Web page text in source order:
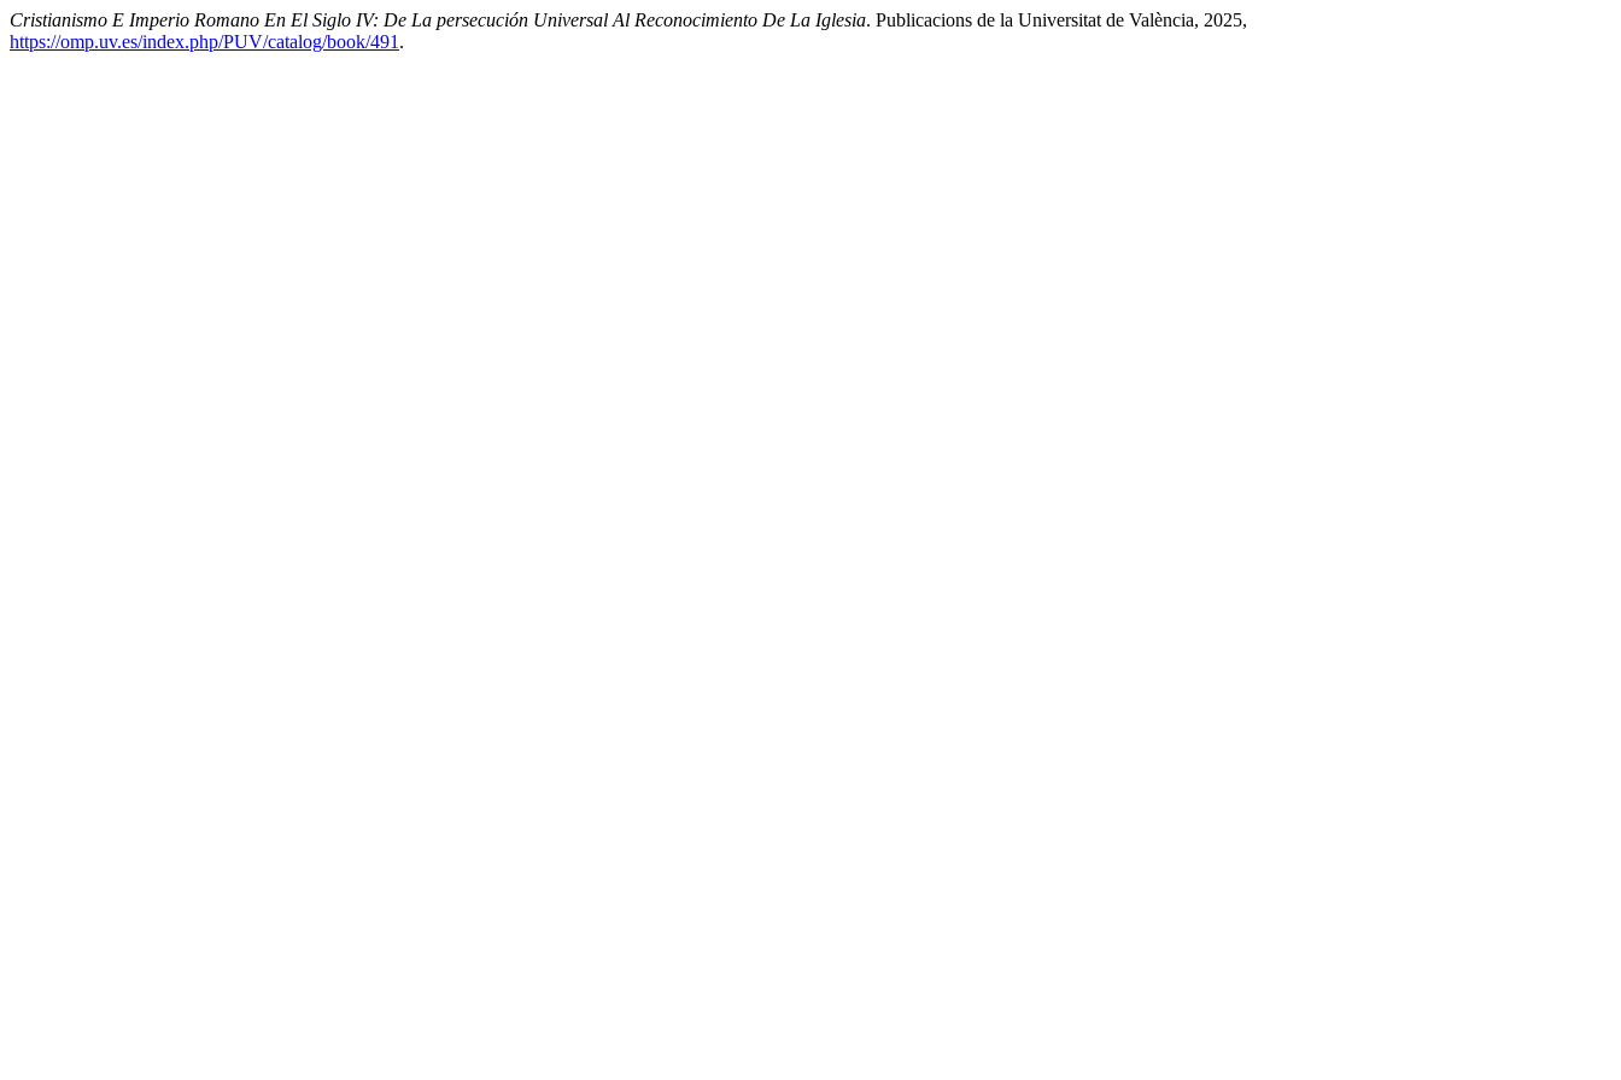
Cristianismo E Imperio Romano En El Siglo IV: De La persecución Universal Al Reconocimiento De La Iglesia. Publicacions de la Universitat de València, 2025,
https://omp.uv.es/index.php/PUV/catalog/book/491 .